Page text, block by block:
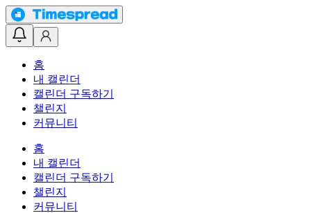
홈
내 캘린더
캘린더 구독하기
챌린지
커뮤니티
홈
내 캘린더
캘린더 구독하기
챌린지
커뮤니티